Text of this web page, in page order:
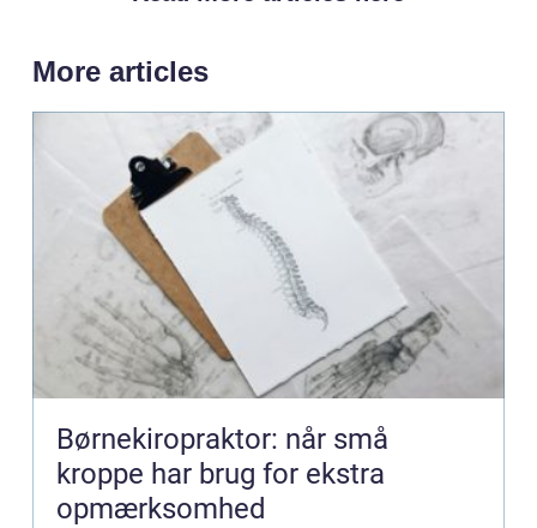
More articles
Børnekiropraktor: når små
kroppe har brug for ekstra
opmærksomhed